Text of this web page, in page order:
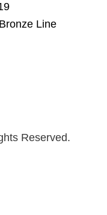
Line
Reserved.